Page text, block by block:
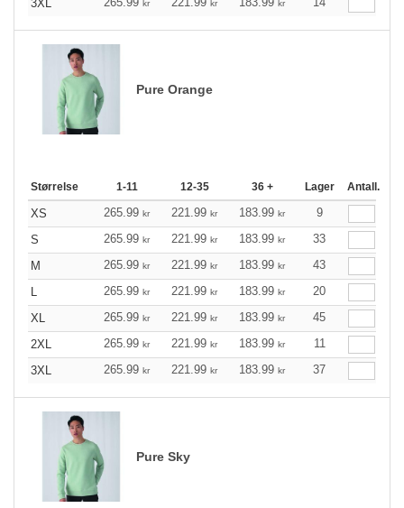
3XL
kr kr kr
Pure Orange
Størrelse 1-11 12-35 36 + Lager Antall.
XS 265.99 kr 221.99 kr 183.99 kr
9
S
265.99 kr 221.99 kr 183.99 kr
33
M
265.99 kr 221.99 kr 183.99 kr
43
L
265.99 kr 221.99 kr 183.99 kr
20
XL
265.99 kr 221.99 kr 183.99 kr
45
2XL
265.99 kr 221.99 kr 183.99 kr
11
3XL
265.99 kr 221.99 kr 183.99 kr 37
Pure Sky